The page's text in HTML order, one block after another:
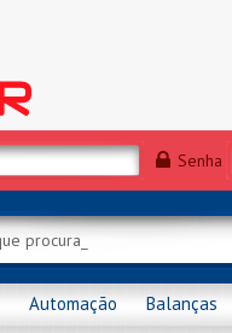
Senha
Automação Balanças